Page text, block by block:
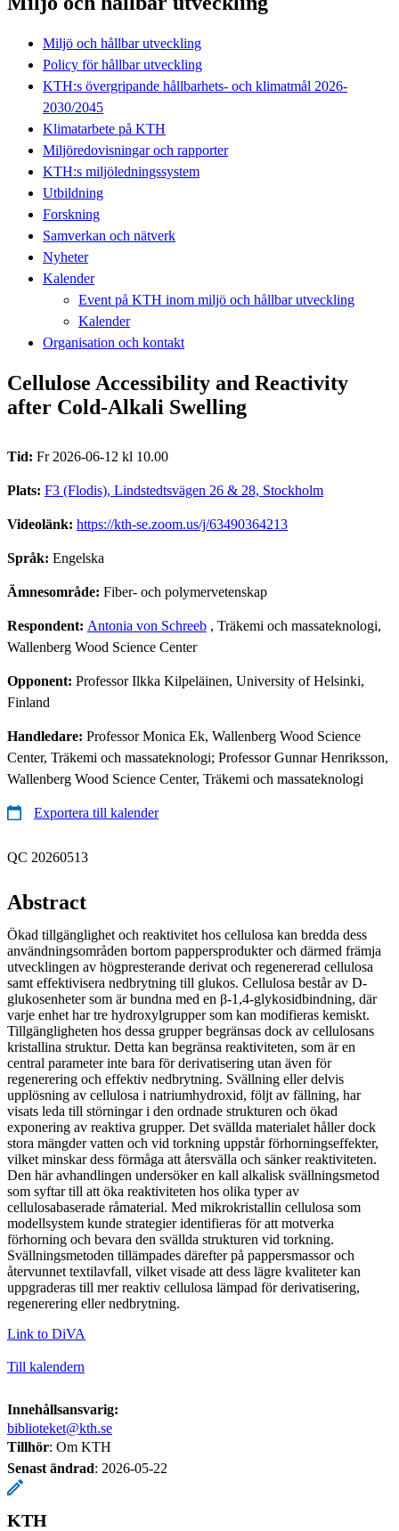
Miljö och hållbar utveckling
Policy för hållbar utveckling
KTH:s övergripande hållbarhets- och klimatmål 2026-
2030/2045
Klimatarbete på KTH
Miljöredovisningar och rapporter
KTH:s miljöledningssystem
Utbildning
Forskning
Samverkan och nätverk
Nyheter
Kalender
Event på KTH inom miljö och hållbar utveckling
Kalender
Organisation och kontakt
Cellulose Accessibility and Reactivity
after Cold-Alkali Swelling
Tid: Fr 2026-06-12 kl 10.00
Plats: F3 (Flodis), Lindstedtsvägen 26 & 28, Stockholm
Videolänk: https://kth-se.zoom.us/j/63490364213
Språk: Engelska
Ämnesområde: Fiber- och polymervetenskap
Respondent: Antonia von Schreeb , Träkemi och massateknologi,
Wallenberg Wood Science Center
Opponent: Professor Ilkka Kilpeläinen, University of Helsinki,
Finland
Handledare: Professor Monica Ek, Wallenberg Wood Science
Center, Träkemi och massateknologi; Professor Gunnar Henriksson,
Wallenberg Wood Science Center, Träkemi och massateknologi
Exportera till kalender
QC 20260513
Abstract
Ökad tillgänglighet och reaktivitet hos cellulosa kan bredda dess
användningsområden bortom pappersprodukter och därmed främja
utvecklingen av högpresterande derivat och regenererad cellulosa
samt effektivisera nedbrytning till glukos. Cellulosa består av D-
glukosenheter som är bundna med en β‑1,4‑glykosidbindning, där
varje enhet har tre hydroxylgrupper som kan modifieras kemiskt.
Tillgängligheten hos dessa grupper begränsas dock av cellulosans
kristallina struktur. Detta kan begränsa reaktiviteten, som är en
central parameter inte bara för derivatisering utan även för
regenerering och effektiv nedbrytning. Svällning eller delvis
upplösning av cellulosa i natriumhydroxid, följt av fällning, har
visats leda till störningar i den ordnade strukturen och ökad
exponering av reaktiva grupper. Det svällda materialet håller dock
stora mängder vatten och vid torkning uppstår förhorningseffekter,
vilket minskar dess förmåga att återsvälla och sänker reaktiviteten.
Den här avhandlingen undersöker en kall alkalisk svällningsmetod
som syftar till att öka reaktiviteten hos olika typer av
cellulosabaserade råmaterial. Med mikrokristallin cellulosa som
modellsystem kunde strategier identifieras för att motverka
förhorning och bevara den svällda strukturen vid torkning.
Svällningsmetoden tillämpades därefter på pappersmassor och
återvunnet textilavfall, vilket visade att dess lägre kvaliteter kan
uppgraderas till mer reaktiv cellulosa lämpad för derivatisering,
regenerering eller nedbrytning.
Link to DiVA
Till kalendern
Innehållsansvarig:
biblioteket@kth.se
Tillhör: Om KTH
Senast ändrad: 2026-05-22
KTH